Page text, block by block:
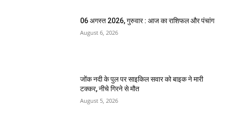
06 अगस्त 2026, गुरुवार : आज का राशिफल और पंचांग
August 6, 2026
जोंक नदी के पुल पर साइकिल सवार को बाइक ने मारी
टक्कर, नीचे गिरने से मौत
August 5, 2026